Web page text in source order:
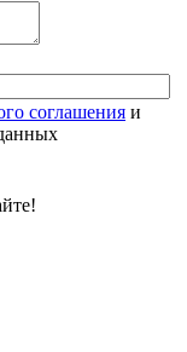
соглашения и